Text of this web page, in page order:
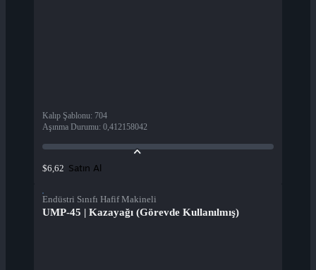
Kalıp Şablonu: 704
Aşınma Durumu: 0,412158042
$6,62 Satın Al
Endüstri Sınıfı Hafif Makineli
UMP-45 | Kazayağı (Görevde Kullanılmış)